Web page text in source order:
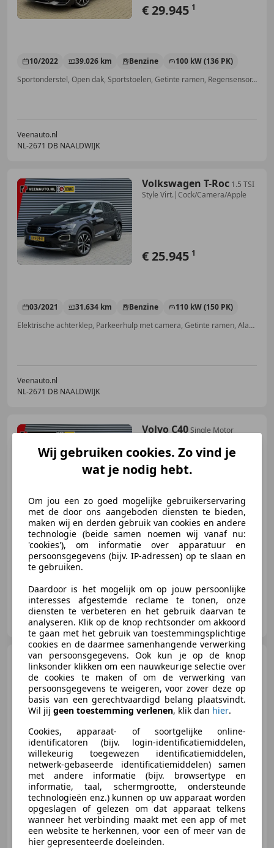
€ 29.945 1
10/2022 39.026 km Benzine
100 kW (136 PK)
Sportonderstel, Open dak, Sportstoelen, Getinte ramen, Regensensor, Apple CarPlay, Grootlichtassistent, Android Auto
Veenauto.nl
NL-2671 DB NAALDWIJK
Volkswagen T-Roc 1.5 TSI
Style Virt.|Cock/Camera/Apple
€ 25.945 1
03/2021 31.634 km Benzine
110 kW (150 PK)
Elektrische achterklep, Parkeerhulp met camera, Getinte ramen, Alarm, Stuurwielverwarming, Geheel digitaal combi-instrument, Adaptieve Cruise Control, Navigatiesysteem
Veenauto.nl
NL-2671 DB NAALDWIJK
Volvo C40Single Motor
Pano/Trekhaak
€ 39.945 1
02/2024 28.370 km Elektrisch -/-
Veenauto.nl
NL-2671 DB NAALDWIJK
Audi A1 Sportback 30 TFSI S-
LINE Matrix LED/Apple
€ 21.645
02/2021 69.785 km Benzine
82 kW (111 PK)
Wij gebruiken cookies. Zo vind je
wat je nodig hebt.
Om jou een zo goed mogelijke gebruikerservaring
met de door ons aangeboden diensten te bieden,
maken wij en derden gebruik van cookies en andere
technologie (beide samen noemen wij vanaf nu:
'cookies'), om informatie over apparatuur en
persoonsgegevens (bijv. IP-adressen) op te slaan en
te gebruiken.
Daardoor is het mogelijk om op jouw persoonlijke
interesses afgestemde reclame te tonen, onze
diensten te verbeteren en het gebruik daarvan te
analyseren. Klik op de knop rechtsonder om akkoord
te gaan met het gebruik van toestemmingsplichtige
cookies en de daarmee samenhangende verwerking
van persoonsgegevens. Ook kun je op de knop
linksonder klikken om een nauwkeurige selectie over
de cookies te maken of om de verwerking van
persoonsgegevens te weigeren, voor zover deze op
basis van een gerechtvaardigd belang plaatsvindt.
Wil jij geen toestemming verlenen, klik dan hier.
Cookies, apparaat- of soortgelijke online-
identificatoren (bijv. login-identificatiemiddelen,
willekeurig toegewezen identificatiemiddelen,
netwerk-gebaseerde identificatiemiddelen) samen
met andere informatie (bijv. browsertype en
informatie, taal, schermgrootte, ondersteunde
technologieën enz.) kunnen op uw apparaat worden
opgeslagen of gelezen om dat apparaat telkens
wanneer het verbinding maakt met een app of met
een website te herkennen, voor een of meer van de
hier gepresenteerde doeleinden.